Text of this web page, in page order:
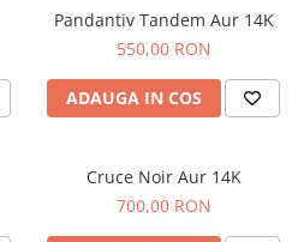
Pandantiv Tandem Aur 14K
550,00 RON
ADAUGA IN COS
Cruce Noir Aur 14K
700,00 RON